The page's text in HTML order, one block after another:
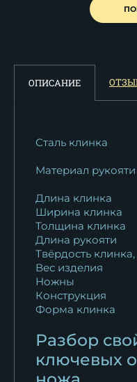
Нож
Нож
Нож
22 637
Нож
27 470
Нож
10 922
Нож
ОПИСАНИЕ
Сталь клинка
Материал рукояти
Длина клинка
Ширина клинка
Толщина клинка
Длина рукояти
Твёрдость клинка,
Вес изделия
Ножны
Конструкция
Форма клинка
Разбор
ключевых